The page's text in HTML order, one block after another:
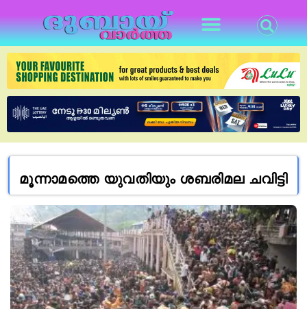
മൂന്നാമത്തെ യുവതിയും ശബരിമല ചവിട്ടി